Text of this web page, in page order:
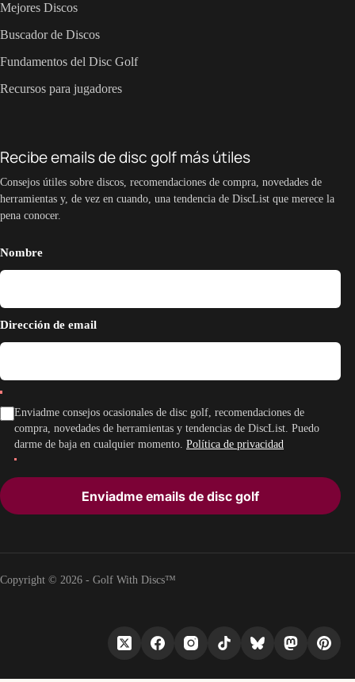
Mejores Discos
Buscador de Discos
Fundamentos del Disc Golf
Recursos para jugadores
Recibe emails de disc golf más útiles
Consejos útiles sobre discos, recomendaciones de compra, novedades de
herramientas y, de vez en cuando, una tendencia de DiscList que merece la
pena conocer.
Nombre
Dirección de email
Enviadme consejos ocasionales de disc golf, recomendaciones de
compra, novedades de herramientas y tendencias de DiscList. Puedo
darme de baja en cualquier momento. Política de privacidad
Enviadme emails de disc golf
Copyright © 2026 - Golf With Discs™